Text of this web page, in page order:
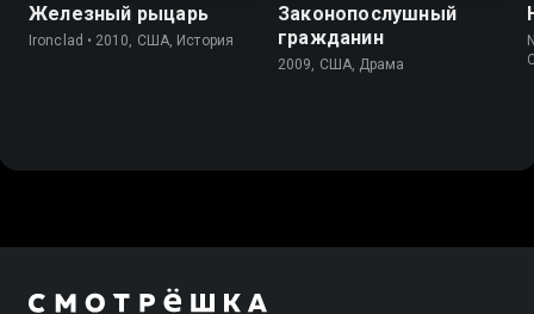
Железный рыцарь
Ironclad • 2010, США, История
Законопослушный
гражданин
2009, США, Драма